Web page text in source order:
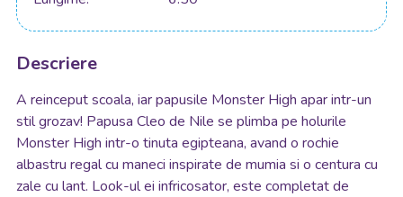
Descriere
A reinceput scoala, iar papusile Monster High apar intr-un
stil grozav! Papusa Cleo de Nile se plimba pe holurile
Monster High intr-o tinuta egipteana, avand o rochie
albastru regal cu maneci inspirate de mumia si o centura cu
zale cu lant. Look-ul ei infricosator, este completat de